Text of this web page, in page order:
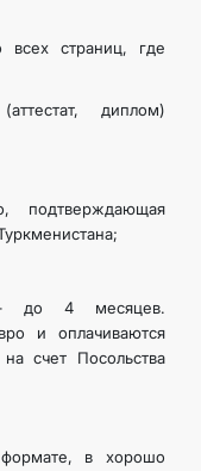
всех страниц, где
диплом)
подтверждающая
– до 4 месяцев.
и оплачиваются
счет Посольства
в хорошо